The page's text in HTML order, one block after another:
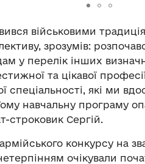
військовими
зрозумів:
у перелік інших
та цікавої
спеціальності, які ми
навчальну програму
строковик Сергій.
конкурсу на
очікували